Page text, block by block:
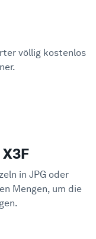
völlig kostenlos
in JPG oder
Mengen, um die